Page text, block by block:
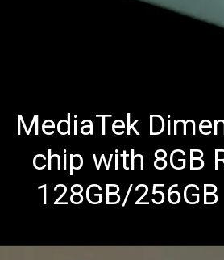
MediaTek
chip with 8GB
128GB/